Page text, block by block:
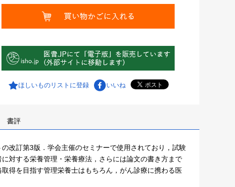
ほしいものリストに登録 いいね
書評
改訂第3版．学会主催のセミナーで使用されており，試験
対する栄養管理・栄養療法，さらには論文の書き方まで
得を目指す管理栄養士はもちろん，がん診療に携わる医